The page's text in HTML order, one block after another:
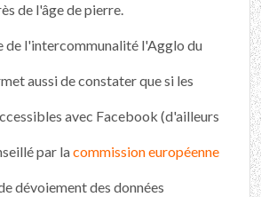
de l'âge de pierre.
de l'intercommunalité l'Agglo du
aussi de constater que si les
avec Facebook (d'ailleurs
par lacommission européenne
dévoiement des données